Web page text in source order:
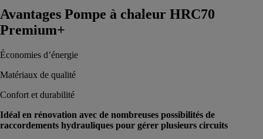
Avantages Pompe à chaleur HRC70
Premium+
Économies d’énergie
Matériaux de qualité
Confort et durabilité
Idéal en rénovation avec de nombreuses possibilités de
raccordements hydrauliques pour gérer plusieurs circuits